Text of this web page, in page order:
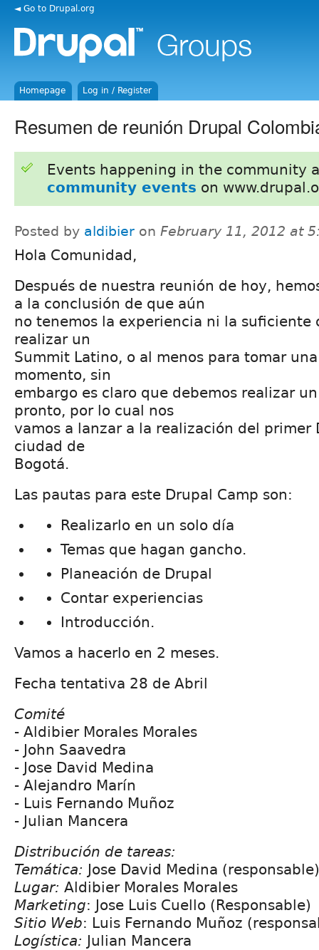
◄ Go to Drupal.org
Homepage Log in / Register
Resumen de reunión Drupal
Events happening in the community
community events on
Posted by aldibier on February 11, 2012 at
Hola Comunidad,
Después de nuestra reunión de hoy,
a la conclusión de que aún
no tenemos la experiencia ni la suficiente
realizar un
Summit Latino, o al menos para tomar
momento, sin
embargo es claro que debemos realizar
pronto, por lo cual nos
vamos a lanzar a la realización del primer
ciudad de
Bogotá.
Las pautas para este Drupal Camp son:
Realizarlo en un solo día
Temas que hagan gancho.
Planeación de Drupal
Contar experiencias
Introducción.
Vamos a hacerlo en 2 meses.
Fecha tentativa 28 de Abril
Comité
- Aldibier Morales Morales
- John Saavedra
- Jose David Medina
- Alejandro Marín
- Luis Fernando Muñoz
- Julian Mancera
Distribución de tareas:
Temática: Jose David Medina
Lugar: Aldibier Morales Morales
Marketing: Jose Luis Cuello (Responsable)
Sitio Web: Luis Fernando Muñoz
Logística: Julian Mancera